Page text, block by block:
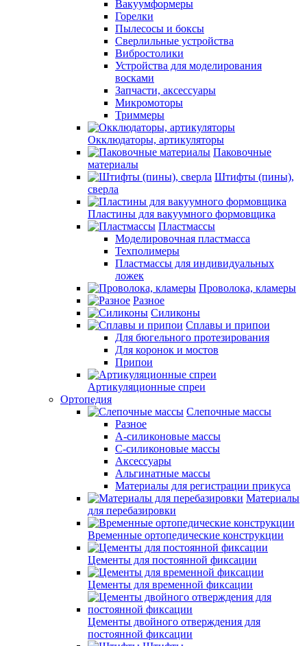
Вакуумформеры
Горелки
Пылесосы и боксы
Сверлильные устройства
Вибростолики
Устройства для моделирования
восками
Запчасти, аксессуары
Микромоторы
Триммеры
Окклюдаторы, артикуляторы
Паковочные
материалы
Штифты (пины),
сверла
Пластины для вакуумного формовщика
Пластмассы
Моделировочная пластмасса
Техполимеры
Пластмассы для индивидуальных
ложек
Проволока, кламеры
Разное
Силиконы
Сплавы и припои
Для бюгельного протезирования
Для коронок и мостов
Припои
Артикуляционные спреи
Ортопедия
Слепочные массы
Разное
А-силиконовые массы
С-силиконовые массы
Аксессуары
Альгинатные массы
Материалы для регистрации прикуса
Материалы
для перебазировки
Временные ортопедические конструкции
Цементы для постоянной фиксации
Цементы для временной фиксации
Цементы двойного отверждения для
постоянной фиксации